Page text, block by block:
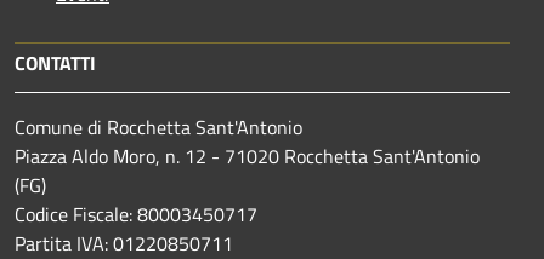
CONTATTI
Comune di Rocchetta Sant'Antonio
Piazza Aldo Moro, n. 12 - 71020 Rocchetta Sant'Antonio
(FG)
Codice Fiscale: 80003450717
Partita IVA: 01220850711